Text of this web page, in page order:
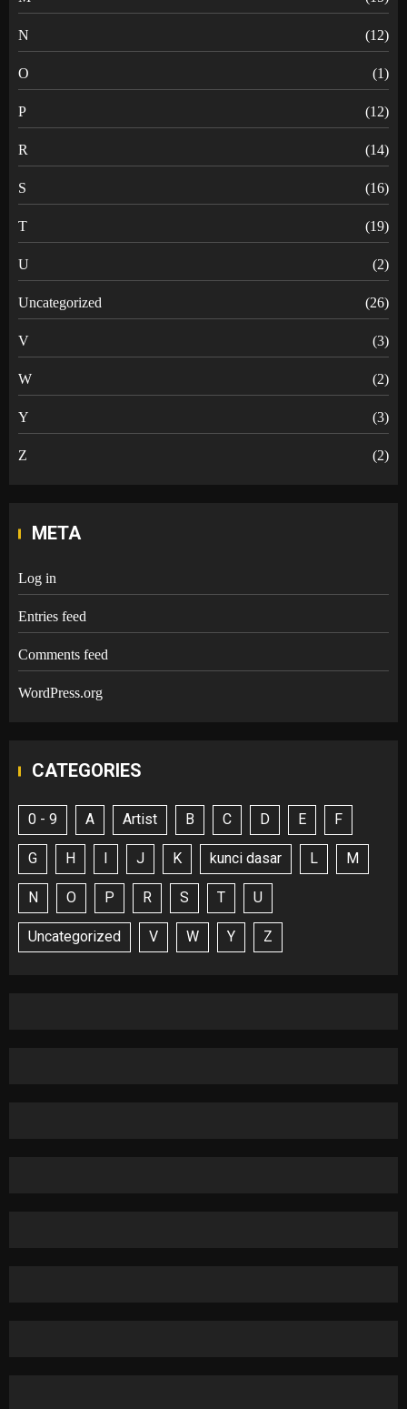
N (12)
O (1)
P (12)
R (14)
S (16)
T (19)
U (2)
Uncategorized (26)
V (3)
W (2)
Y (3)
Z (2)
META
Log in
Entries feed
Comments feed
WordPress.org
CATEGORIES
0 - 9 A Artist B C D E F
G H I J K kunci dasar L M
N O P R S T U
Uncategorized V W Y Z